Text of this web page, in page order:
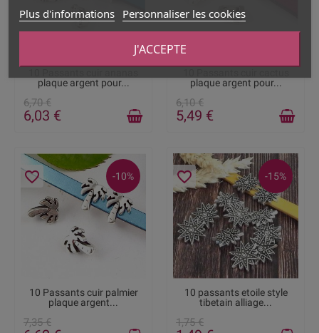
RUPTURE DE STOCK
plaque argent pour...
6,70 €
6,03 €
DISPONIBLE
plaque argent pour...
6,10 €
5,49 €
-10%
DISPONIBLE
favorite_border
10 Passants cuir palmier
plaque argent...
7,35 €
-15%
RUPTURE DE STOCK
favorite_border
10 passants etoile style
tibetain alliage...
1,75 €
Plus d'informations Personnaliser les cookies
J'ACCEPTE